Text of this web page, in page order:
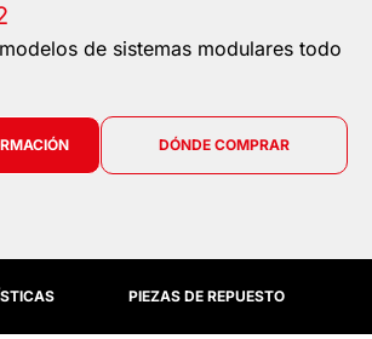
de sistemas modulares todo
DÓNDE COMPRAR
PIEZAS DE REPUESTO